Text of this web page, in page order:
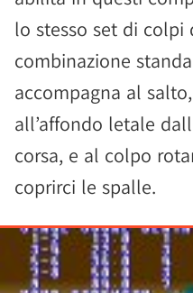
lo stesso set di colpi
combinazione
accompagna al
all’affondo letale
corsa, e al colpo
coprirci le spalle.